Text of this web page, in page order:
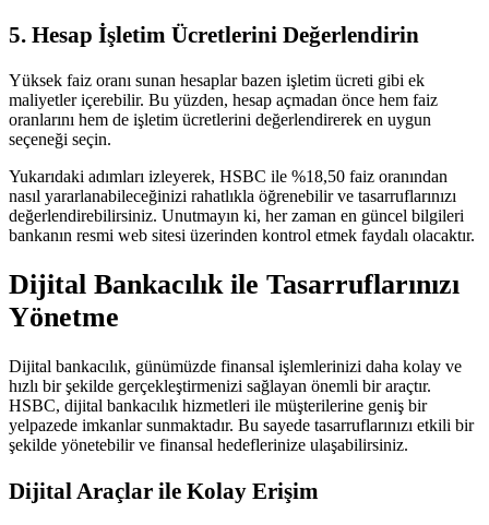
5. Hesap İşletim Ücretlerini Değerlendirin
Yüksek faiz oranı sunan hesaplar bazen işletim ücreti gibi ek
maliyetler içerebilir. Bu yüzden, hesap açmadan önce hem faiz
oranlarını hem de işletim ücretlerini değerlendirerek en uygun
seçeneği seçin.
Yukarıdaki adımları izleyerek, HSBC ile %18,50 faiz oranından
nasıl yararlanabileceğinizi rahatlıkla öğrenebilir ve tasarruflarınızı
değerlendirebilirsiniz. Unutmayın ki, her zaman en güncel bilgileri
bankanın resmi web sitesi üzerinden kontrol etmek faydalı olacaktır.
Dijital Bankacılık ile Tasarruflarınızı
Yönetme
Dijital bankacılık, günümüzde finansal işlemlerinizi daha kolay ve
hızlı bir şekilde gerçekleştirmenizi sağlayan önemli bir araçtır.
HSBC, dijital bankacılık hizmetleri ile müşterilerine geniş bir
yelpazede imkanlar sunmaktadır. Bu sayede tasarruflarınızı etkili bir
şekilde yönetebilir ve finansal hedeflerinize ulaşabilirsiniz.
Dijital Araçlar ile Kolay Erişim